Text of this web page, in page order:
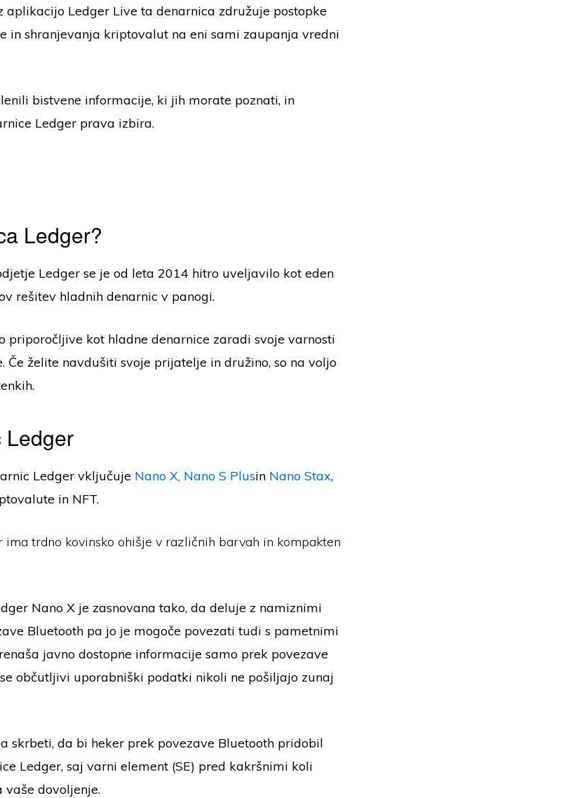
aplikacijo Ledger Live ta denarnica združuje postopke
in shranjevanja kriptovalut na eni sami zaupanja vredni
bistvene informacije, ki jih morate poznati, in
Ledger prava izbira.
Ledger?
Ledger se je od leta 2014 hitro uveljavilo kot eden
rešitev hladnih denarnic v panogi.
priporočljive kot hladne denarnice zaradi svoje varnosti
želite navdušiti svoje prijatelje in družino, so na voljo
Ledger
Ledger vključuje Nano X Nano S Plusin Nano Stax,
in NFT.
ima trdno kovinsko ohišje v različnih barvah in kompakten
Nano X je zasnovana tako, da deluje z namiznimi
Bluetooth pa jo je mogoče povezati tudi s pametnimi
javno dostopne informacije samo prek povezave
občutljivi uporabniški podatki nikoli ne pošiljajo zunaj
skrbeti, da bi heker prek povezave Bluetooth pridobil
Ledger, saj varni element (SE) pred kakršnimi koli
dovoljenje.